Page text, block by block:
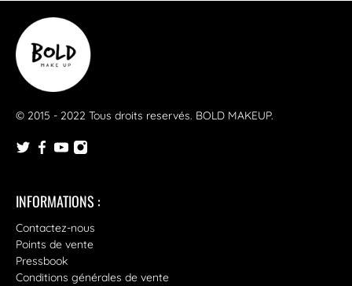
© 2015 - 2022 Tous droits reservés. BOLD MAKEUP.
INFORMATIONS :
Contactez-nous
Points de vente
Pressbook
Conditions générales de vente